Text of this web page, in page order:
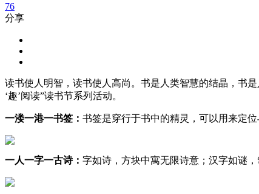
76
分享
读书使人明智，读书使人高尚。书是人类智慧的结晶，书
‘趣’阅读”读书节系列活动。
一溇一港一书签： 书签是穿行于书中的精灵，可以用来定
一人一字一古诗： 字如诗，方块中寓无限诗意；汉字如谜